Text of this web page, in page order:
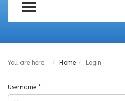
TOGGLE MENU
You are here: Home Login
Username *